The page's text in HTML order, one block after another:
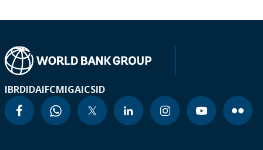
IBRDIDAIFCMIGAICSID